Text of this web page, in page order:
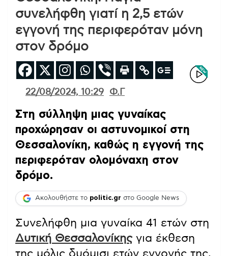
συνελήφθη γιατί η 2,5 ετών
εγγονή της περιφερόταν μόνη
στον δρόμο
22/08/2024, 10:29 Φ.Γ
Στη σύλληψη μιας γυναίκας
προχώρησαν οι αστυνομικοί στη
Θεσσαλονίκη, καθώς η εγγονή της
περιφερόταν ολομόναχη στον
δρόμο.
Ακολουθήστε το politic.gr στο Google News
Συνελήφθη μια γυναίκα 41 ετών στη
Δυτική Θεσσαλονίκηςγια έκθεση
της μόλις δυόμισι ετών εγγονής της,